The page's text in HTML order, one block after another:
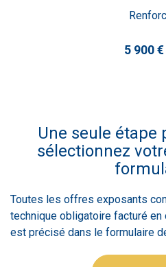
5 900
Une seule étape
sélectionnez
Toutes les offres exposants
technique obligatoire facturé en
est précisé dans le formulaire